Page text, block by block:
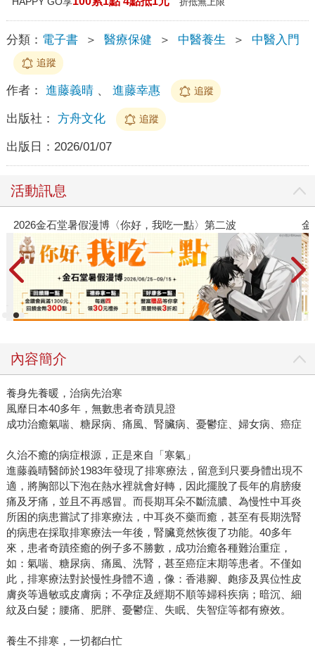
分類： 電子書 ＞ 醫療保健 ＞ 中醫養生 ＞ 中醫入門
追蹤
作者： 進藤義晴、 進藤幸惠 追蹤
出版社： 方舟文化 追蹤
出版日： 2026/01/07
活動訊息
2026金石堂暑假漫博〈你好，我吃一點〉第二波 金
內容簡介
養身先養暖，治病先治寒
風靡日本40多年，無數患者奇蹟見證
成功治癒氣喘、糖尿病、痛風、腎臟病、憂鬱症、婦女病、癌症
久治不癒的病症根源，正是來自「寒氣」
進藤義晴醫師於1983年發現了排寒療法，留意到只要身體出現不
適，將胸部以下泡在熱水裡就會好轉，因此擺脫了長年的肩膀痠
痛及牙痛，並且不再感冒。而長期耳朵不斷流膿、為慢性中耳炎
所困的病患嘗試了排寒療法，中耳炎不藥而癒，甚至有長期洗腎
的病患在採取排寒療法一年後，腎臟竟然恢復了功能。40多年
來，患者奇蹟痊癒的例子多不勝數，成功治癒各種難治重症，
如：氣喘、糖尿病、痛風、洗腎，甚至癌症末期等患者。不僅如
此，排寒療法對於慢性身體不適，像：香港腳、皰疹及異位性皮
膚炎等過敏或皮膚病；不孕症及經期不順等婦科疾病；暗沉、細
紋及白髮；腰痛、肥胖、憂鬱症、失眠、失智症等都有療效。
養生不排寒，一切都白忙